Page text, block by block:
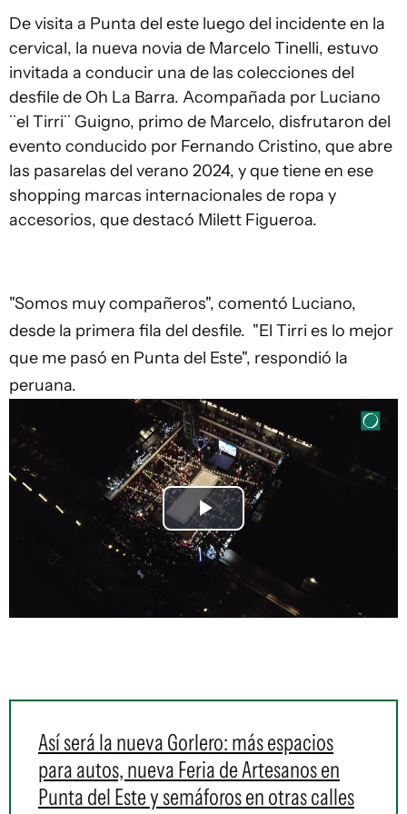
De visita a Punta del este luego del incidente en la
cervical, la nueva novia de Marcelo Tinelli, estuvo
invitada a conducir una de las colecciones del
desfile de Oh La Barra. Acompañada por Luciano
¨el Tirri¨ Guigno, primo de Marcelo, disfrutaron del
evento conducido por Fernando Cristino, que abre
las pasarelas del verano 2024, y que tiene en ese
shopping marcas internacionales de ropa y
accesorios, que destacó Milett Figueroa.
"Somos muy compañeros", comentó Luciano,
desde la primera fila del desfile. "El Tirri es lo mejor
que me pasó en Punta del Este", respondió la
peruana.
Play
Video
Así será la nueva Gorlero: más espacios
para autos, nueva Feria de Artesanos en
Punta del Este y semáforos en otras calles